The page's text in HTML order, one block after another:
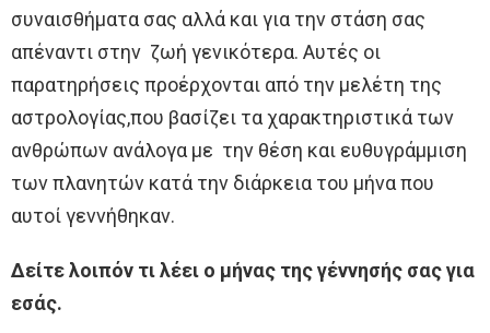
συναισθήματα σας αλλά και για την στάση σας
απέναντι στην ζωή γενικότερα. Αυτές οι
παρατηρήσεις προέρχονται από την μελέτη της
αστρολογίας,που βασίζει τα χαρακτηριστικά των
ανθρώπων ανάλογα με την θέση και ευθυγράμμιση
των πλανητών κατά την διάρκεια του μήνα που
αυτοί γεννήθηκαν.
Δείτε λοιπόν τι λέει ο μήνας της γέννησής σας για
εσάς.